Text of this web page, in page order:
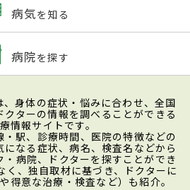
病気を知る
病院を探す
、身体の症状・悩みに合わせ、全国
ターの情報を調べることができる
情報サイトです。
駅、診療時間、医院の特徴などの
なる症状、病名、検査名などから
病院、ドクターを探すことができ
く、独自取材に基づき、ドクターに
得意な治療・検査など）も紹介。